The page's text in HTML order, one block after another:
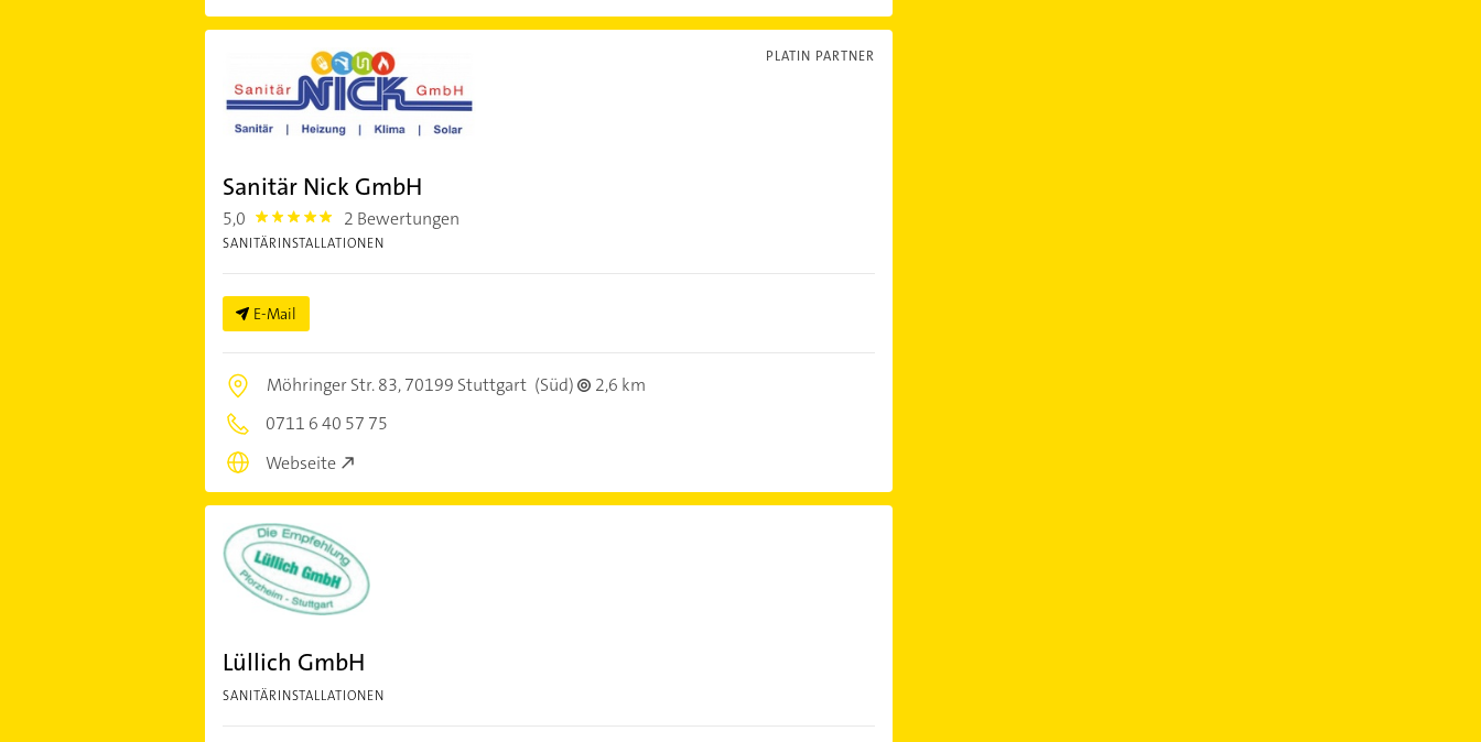
PLATIN PARTNER
Sanitär Nick GmbH
5,0 5.0 2 Bewertungen
SANITÄRINSTALLATIONEN
E-Mail
Möhringer Str. 83,70199 Stuttgart (Süd)
2,6 km
0711 6 40 57 75
Webseite
Lüllich GmbH
SANITÄRINSTALLATIONEN